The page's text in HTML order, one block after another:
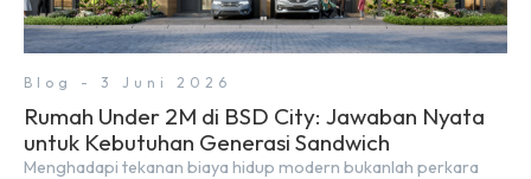
Blog - 3 Juni 2026
Rumah Under 2M di BSD City: Jawaban Nyata
untuk Kebutuhan Generasi Sandwich
Menghadapi tekanan biaya hidup modern bukanlah perkara